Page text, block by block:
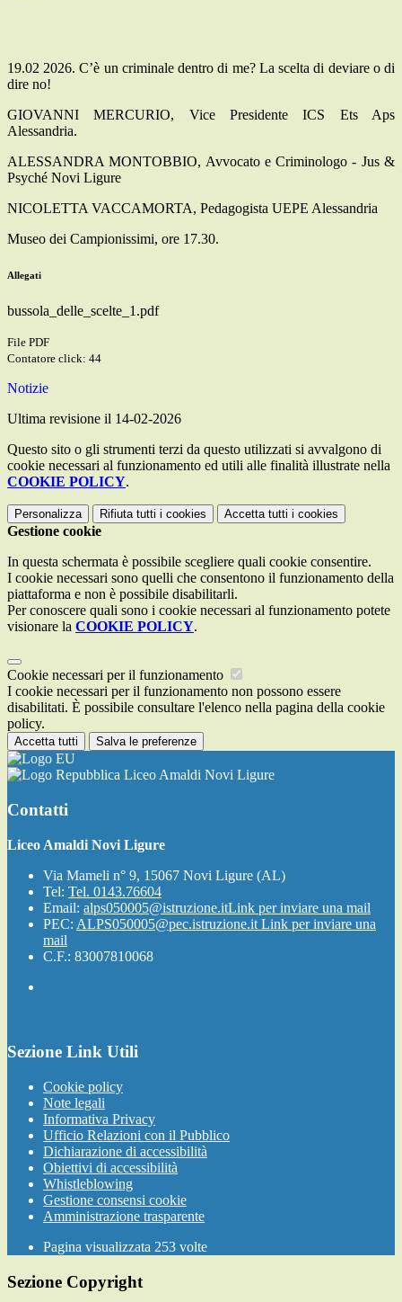
19.02 2026. C’è un criminale dentro di me? La scelta di deviare o di
dire no!
GIOVANNI MERCURIO, Vice Presidente ICS Ets Aps
Alessandria.
ALESSANDRA MONTOBBIO, Avvocato e Criminologo - Jus &
Psyché Novi Ligure
NICOLETTA VACCAMORTA, Pedagogista UEPE Alessandria
Museo dei Campionissimi, ore 17.30.
Allegati
bussola_delle_scelte_1.pdf
File PDF
Contatore click: 44
Notizie
Ultima revisione il 14-02-2026
Questo sito o gli strumenti terzi da questo utilizzati si avvalgono di
cookie necessari al funzionamento ed utili alle finalità illustrate nella
COOKIE POLICY.
Personalizza Rifiuta tutti i cookies Accetta tutti i cookies
Gestione cookie
In questa schermata è possibile scegliere quali cookie consentire.
I cookie necessari sono quelli che consentono il funzionamento della
piattaforma e non è possibile disabilitarli.
Per conoscere quali sono i cookie necessari al funzionamento potete
visionare la COOKIE POLICY.
Cookie necessari per il funzionamento
I cookie necessari per il funzionamento non possono essere
disabilitati. È possibile consultare l'elenco nella pagina della cookie
policy.
Accetta tutti Salva le preferenze
Liceo Amaldi Novi Ligure
Contatti
Liceo Amaldi Novi Ligure
Via Mameli n° 9, 15067 Novi Ligure (AL)
Tel: Tel. 0143.76604
Email: alps050005@istruzione.itLink per inviare una mail
PEC: ALPS050005@pec.istruzione.it Link per inviare una
mail
C.F.: 83007810068
Sezione Link Utili
Cookie policy
Note legali
Informativa Privacy
Ufficio Relazioni con il Pubblico
Dichiarazione di accessibilità
Obiettivi di accessibilità
Whistleblowing
Gestione consensi cookie
Amministrazione trasparente
Pagina visualizzata 253 volte
Sezione Copyright